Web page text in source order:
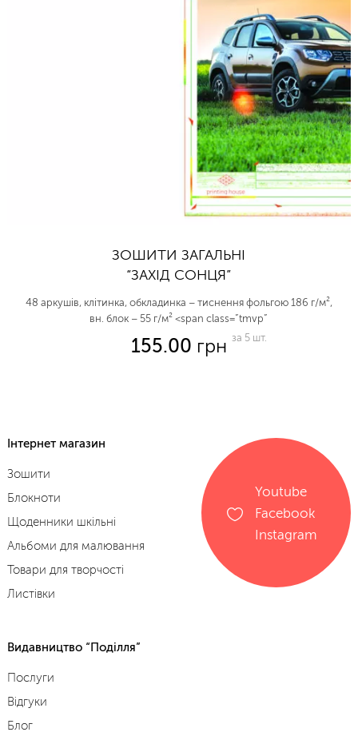
ЗОШИТИ ЗАГАЛЬНІ
“ЗАХІД СОНЦЯ”
48 аркушів, клітинка, обкладинка – тиснення фольгою 186 г/м²,
вн. блок – 55 г/м² <span class=”tmvp”
155.00 грн за 5 шт.
Інтернет магазин
Зошити
Блокноти
Щоденники шкільні
Альбоми для малювання
Товари для творчості
Листівки
Видавництво “Поділля”
Послуги
Відгуки
Блог
Youtube
Facebook
Instagram